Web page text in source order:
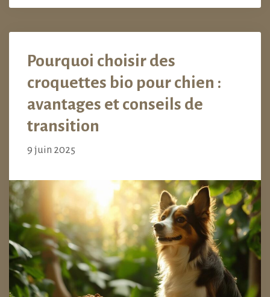
Pourquoi choisir des
croquettes bio pour chien :
avantages et conseils de
transition
9 juin 2025